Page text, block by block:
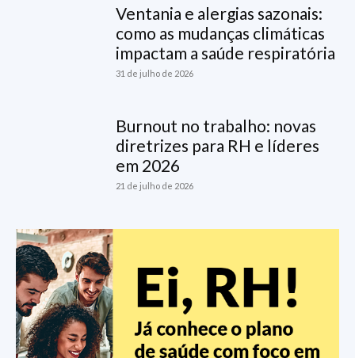
Ventania e alergias sazonais:
como as mudanças climáticas
impactam a saúde respiratória
31 de julho de 2026
Burnout no trabalho: novas
diretrizes para RH e líderes
em 2026
21 de julho de 2026